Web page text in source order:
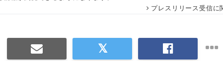
プレスリリース受信に